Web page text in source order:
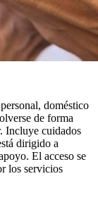
doméstico
de forma
Incluye cuidados
dirigido a
El acceso se
los servicios